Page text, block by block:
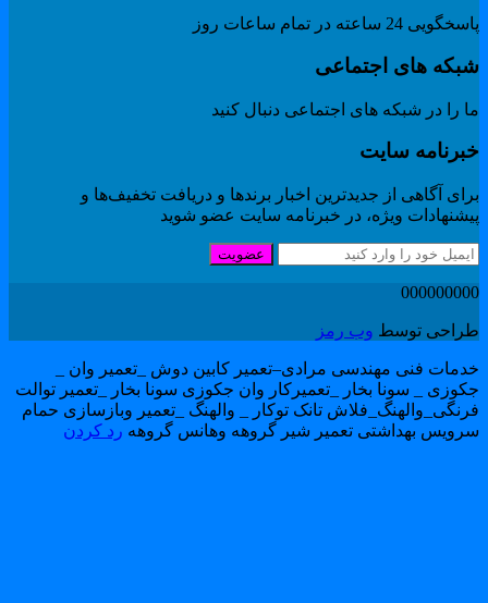
24 ساعته در تمام ساعات روز
های اجتماعی
را در شبکه های اجتماعی دنبال کنید
سایت
آگاهی از جدیدترین اخبار برندها و دریافت تخفیف‌ها و
ویژه، در خبرنامه سایت عضو شوید
عضویت
توسطوب رمز
فنی مهندسی مرادی–تعمیر کابین دوش _تعمیر وان _
_ سونا بخار _تعمیرکار وان جکوزی سونا بخار _تعمیر توالت
تانک توکار _ والهنگ _تعمیر وبازسازی حمام
بهداشتی تعمیر شیر گروهه وهانس گروههرد کردن